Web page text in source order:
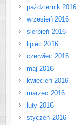
październik 2016
wrzesień 2016
sierpień 2016
lipiec 2016
czerwiec 2016
maj 2016
kwiecień 2016
marzec 2016
luty 2016
styczeń 2016